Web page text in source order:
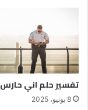
تفسير حلم اني
8 يونيو، 2025